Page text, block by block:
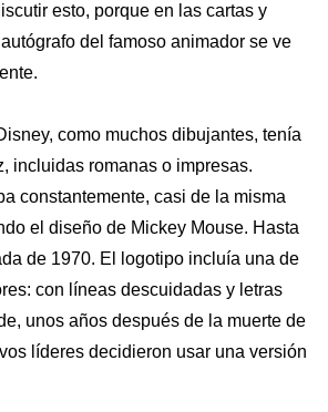
esto, porque en las cartas y
del famoso animador se ve
como muchos dibujantes, tenía
incluidas romanas o impresas.
constantemente, casi de la misma
el diseño de Mickey Mouse. Hasta
de 1970. El logotipo incluía una de
con líneas descuidadas y letras
unos años después de la muerte de
líderes decidieron usar una versión